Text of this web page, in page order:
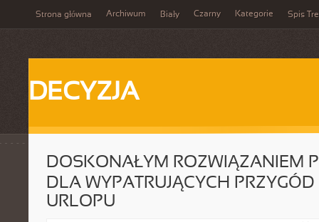
Strona główna Archiwum Biały Czarny Kategorie Spis
DECYZJA
DOSKONAŁYM ROZWIĄZANIEM
DLA WYPATRUJĄCYCH
URLOPU